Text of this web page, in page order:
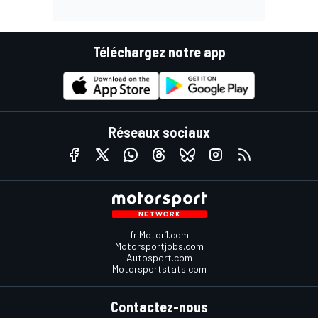
Téléchargez notre app
Réseaux sociaux
fr.Motor1.com
Motorsportjobs.com
Autosport.com
Motorsportstats.com
Contactez-nous